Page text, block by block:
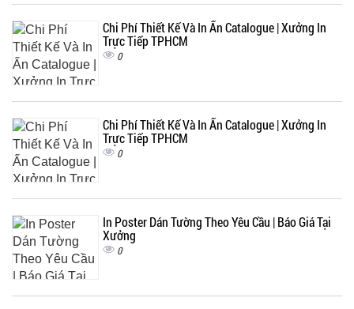
Chi Phí Thiết Kế Và In Ấn Catalogue | Xưởng In
Trực Tiếp TPHCM
0
Chi Phí Thiết Kế Và In Ấn Catalogue | Xưởng In
Trực Tiếp TPHCM
0
In Poster Dán Tường Theo Yêu Cầu | Báo Giá Tại
Xưởng
0